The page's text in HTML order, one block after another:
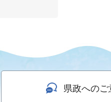
県政への